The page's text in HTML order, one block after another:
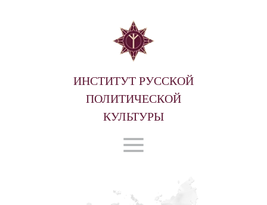
ИНСТИТУТ РУССКОЙ
ПОЛИТИЧЕСКОЙ
КУЛЬТУРЫ